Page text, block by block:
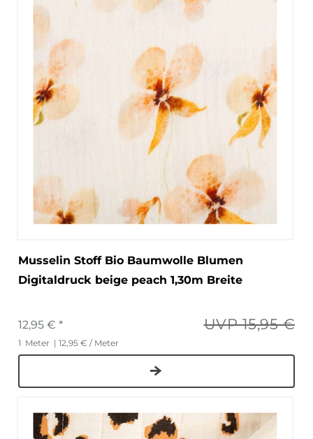
Musselin Stoff Bio Baumwolle Blumen
Digitaldruck beige peach 1,30m Breite
UVP 15,95 €
12,95 € *
1 Meter | 12,95 € / Meter